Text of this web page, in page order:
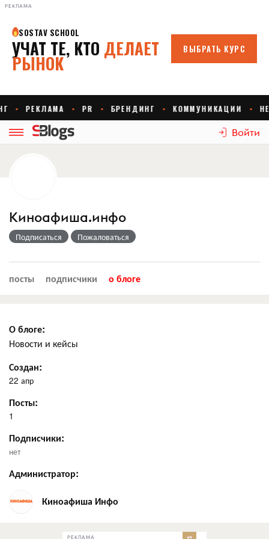
РЕКЛАМА
Войти
Киноафиша.инфо
Подписаться Пожаловаться
посты подписчики о блоге
О блоге:
Новости и кейсы
Создан:
22 апр
Посты:
1
Подписчики:
нет
Администратор:
Киноафиша Инфо
РЕКЛАМА